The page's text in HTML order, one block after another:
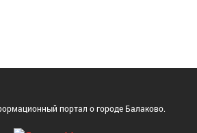
портал о городе Балаково.